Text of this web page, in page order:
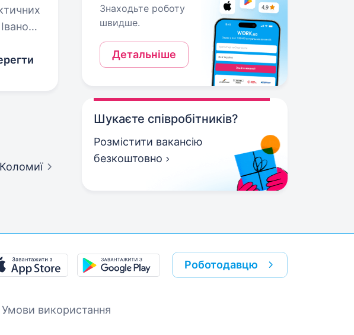
Знаходьте роботу
швидше.
Детальніше
Шукаєте співробітників?
Розмістити вакансію
безкоштовно
Роботодавцю
Умови використання